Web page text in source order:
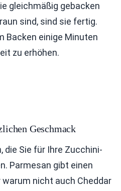
gleichmäßig gebacken
sind, sind sie fertig.
Backen einige Minuten
zu erhöhen.
Geschmack
die Sie für Ihre Zucchini-
Parmesan gibt einen
nicht auch Cheddar